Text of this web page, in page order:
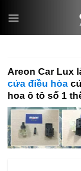
qua
Areon Car Lux
cửa điều hòa
hoa ô tô số 1